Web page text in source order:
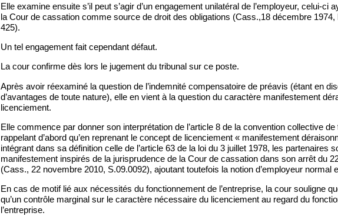
Elle examine ensuite s’il peut s’agir d’un engagement unilatéral de l’employeur, celui-ci
la Cour de cassation comme source de droit des obligations (Cass.,18 décembre 1974,
425).
Un tel engagement fait cependant défaut.
La cour confirme dès lors le jugement du tribunal sur ce poste.
Après avoir réexaminé la question de l’indemnité compensatoire de préavis (étant en
d’avantages de toute nature), elle en vient à la question du caractère manifestement
licenciement.
Elle commence par donner son interprétation de l’article 8 de la convention collective de
rappelant d’abord qu’en reprenant le concept de licenciement « manifestement
intégrant dans sa définition celle de l’article 63 de la loi du 3 juillet 1978, les partenaires
manifestement inspirés de la jurisprudence de la Cour de cassation dans son arrêt du
(Cass., 22 novembre 2010, S.09.0092), ajoutant toutefois la notion d’employeur normal
En cas de motif lié aux nécessités du fonctionnement de l’entreprise, la cour souligne
qu’un contrôle marginal sur le caractère nécessaire du licenciement au regard du
l’entreprise.